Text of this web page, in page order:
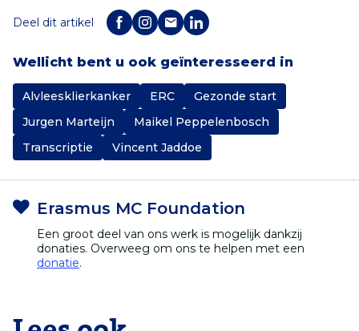
Deel dit artikel
Wellicht bent u ook geïnteresseerd in
Alvleesklierkanker ERC
Gezonde start
Jurgen Marteijn
Maikel Peppelenbosch
Transcriptie
Vincent Jaddoe
Erasmus MC Foundation
Een groot deel van ons werk is mogelijk dankzij
donaties. Overweeg om ons te helpen met een
donatie.